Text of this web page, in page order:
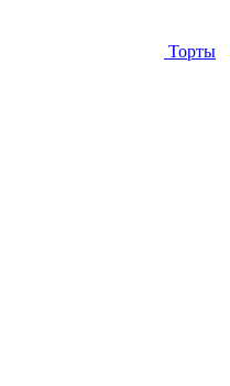
Торты